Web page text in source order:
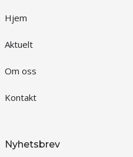
Hjem
Aktuelt
Om oss
Kontakt
Nyhetsbrev